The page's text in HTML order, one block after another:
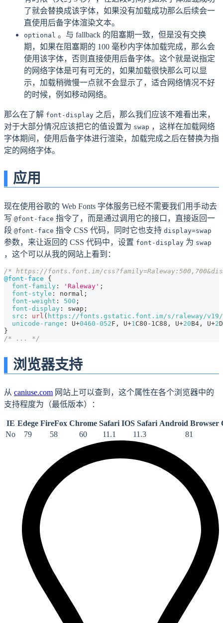
了就会替换成该字体，如果没有加载成功那么后续会一
直使用后备字体渲染文本。
optional 。与 fallback 的阻塞期一致，但是没有交换
期，如果在阻塞期的 100 毫秒内字体加载完成，那么会
使用该字体，否则直接使用后备字体。这个就是说指定
的网络字体是可有可无的，如果加载很快那么可以显
示，加载稍微慢一点就不会显示了，适合网络情况不好
的时候，例如移动网络。
那么在了解 font-display 之后，那么我们应该不难看出来，
对于大部分情况应该把它的值设置为 swap ，这样在加载网络
字体期间，使用后备字体进行渲染，加载完成之后在替换为指
定的网络字体。
应用
现在使用谷歌的 Web Fonts 字体服务已经不需要我们用手动去
写 @font-face 指令了，而是通过调用它的接口，直接返回一
段 @font-face 指令 CSS 代码，同时它也支持 display=swap
参数，来让返回的 CSS 代码中，设置 font-display 为 swap
，这个可以从我的网站上看到：
/* https://fonts.font.im/
@font-face
{
font-family : 'Raleway' ;
font-style : normal ;
font-weight : 500 ;
font-display : swap ;
src : url ( https://fonts.gstatic.font.im/s/raleway/v19/
unicode-range : U+0460 -052F , U+1 C80-1C88 , U+20B4 , U+2
}
/* ... */
浏览器支持
从 caniuse.com 网站上可以查到，这个属性在各个浏览器中的
支持程度为（最低版本）：
IE Edege FireFox Chrome Safari IOS Safari Android Browser
No
79 58 60 11.1 11.3 81